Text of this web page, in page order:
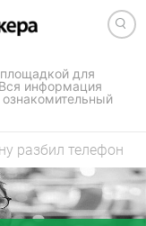
для
информация
разбил телефон